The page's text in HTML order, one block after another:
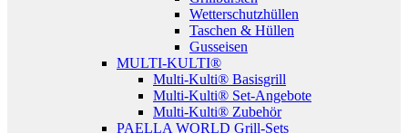
Wetterschutzhüllen
Taschen & Hüllen
Gusseisen
MULTI-KULTI®
Multi-Kulti® Basisgrill
Multi-Kulti® Set-Angebote
Multi-Kulti® Zubehör
PAELLA WORLD Grill-Sets